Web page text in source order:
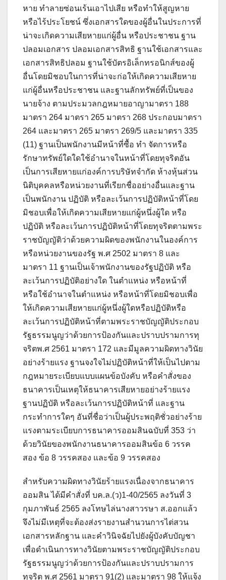
หาย ทำลายซ่อนเร้นเอาไปเสีย หรือทำให้สูญหาย
หรือไร้ประโยชน์ ซึ่งเอกสารใดของผู้อื่นในประการที่
น่าจะเกิดความเสียหายแก่ผู้อื่น หรือประชาชน ฐาน
ปลอมเอกสาร ปลอมเอกสารสิทธิ ฐานใช้เอกสารและ
เอกสารสิทธิปลอม ฐานใช้บัตรอิเล็กทรอนิกส์ของผู้
อื่นโดยมิชอบในการที่น่าจะก่อให้เกิดความเสียหาย
แก่ผู้อื่นหรือประชาชน และฐานลักทรัพย์ที่เป็นของ
นายจ้าง ตามประมวลกฎหมายอาญามาตรา 188
มาตรา 264 มาตรา 265 มาตรา 268 ประกอบมาตรา
264 และมาตรา 265 มาตรา 269/5 และมาตรา 335
(11) ฐานเป็นพนักงานมีหน้าที่ซื้อ ทำ จัดการหรือ
รักษาทรัพย์ใดใดใช้อำนาจในหน้าที่โดยทุจริตอัน
เป็นการเสียหายแก่องค์การบริษัทจำกัด ห้างหุ้นส่วน
นิติบุคคลหรือหน่วยงานที่เรียกชื่ออย่างอื่นและฐาน
เป็นพนักงาน ปฏิบัติ หรือละเว้นการปฏิบัติหน้าที่โดย
มิชอบเพื่อให้เกิดความเสียหายแก่ผู้หนึ่งผู้ใด หรือ
ปฏิบัติ หรือละเว้นการปฏิบัติหน้าที่โดยทุจริตตามพระ
ราชบัญญัติว่าด้วยความผิดของพนักงานในองค์การ
หรือหน่วยงานของรัฐ พ.ศ 2502 มาตรา 8 และ
มาตรา 11 ฐานเป็นเจ้าพนักงานของรัฐปฏิบัติ หรือ
ละเว้นการปฏิบัติอย่างใด ในตำแหน่ง หรือหน้าที่
หรือใช้อำนาจในตำแหน่ง หรือหน้าที่โดยมิชอบเพื่อ
ให้เกิดความเสียหายแก่ผู้หนึ่งผู้ใดหรือปฏิบัติหรือ
ละเว้นการปฏิบัติหน้าที่ตามพระราชบัญญัติประกอบ
รัฐธรรมนูญว่าด้วยการป้องกันและปราบปรามการทุ
จริตพ.ศ 2561 มาตรา 172 และมีมูลความผิดทางวินัย
อย่างร้ายแรง ฐานจงใจไม่ปฏิบัติหน้าที่ให้เป็นไปตาม
กฎหมายระเบียบแบบแผนข้อบังคับ หรือคำสั่งของ
ธนาคารเป็นเหตุให้ธนาคารเสียหายอย่างร้ายแรง
ฐานปฏิบัติ หรือละเว้นการปฏิบัติหน้าที่ และฐาน
กระทำการใดๆ อันที่ชื่อว่าเป็นผู้ประพฤติชั่วอย่างร้าย
แรงตามระเบียบการธนาคารออมสินฉบับที่ 353 ว่า
ด้วยวินัยของพนักงานธนาคารออมสินข้อ 6 วรรค
สอง ข้อ 8 วรรคสอง และข้อ 9 วรรคสอง
สำหรับความผิดทางวินัยร้ายแรงเนื่องจากธนาคาร
ออมสิน ได้มีคำสั่งที่ บค.ล.(ว)1-40/2565 ลงวันที่ 3
กุมภาพันธ์ 2565 ลงโทษไล่นางสาวรษา ส.ออกแล้ว
จึงไม่มีเหตุที่จะต้องส่งรายงานสำนวนการไต่สวน
เอกสารหลักฐาน และคำวินิจฉัยไปยังผู้บังคับบัญชา
เพื่อดำเนินการทางวินัยตามพระราชบัญญัติประกอบ
รัฐธรรมนูญว่าด้วยการป้องกันและปราบปรามการ
ทุจริต พ.ศ 2561 มาตรา 91(2) และมาตรา 98 ให้แจ้ง